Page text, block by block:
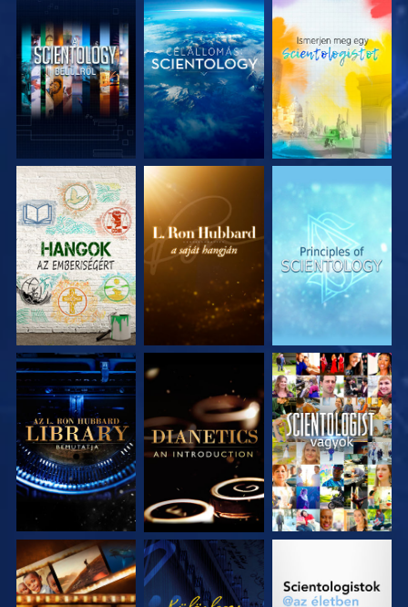
A SOROZAT
RÉSZEI
A SOROZAT
RÉSZEI
A SOROZAT
RÉSZEI
A SOROZAT
RÉSZEI
A SOROZAT
RÉSZEI
MŰSORNÉZÉS
A SOROZAT
MŰSORNÉZÉS
A SOROZAT